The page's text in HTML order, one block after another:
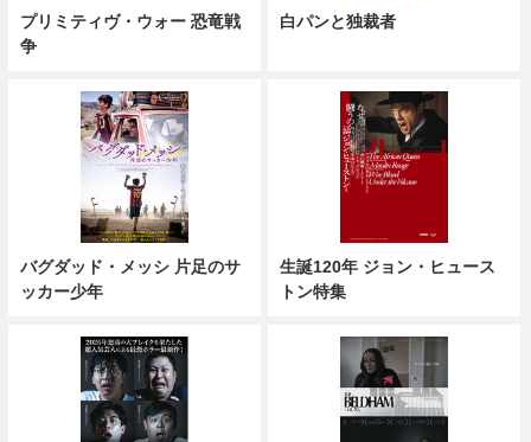
プリミティヴ・ウォー 恐竜戦
争
白パンと独裁者
バグダッド・メッシ 片足のサ
ッカー少年
生誕120年 ジョン・ヒュース
トン特集